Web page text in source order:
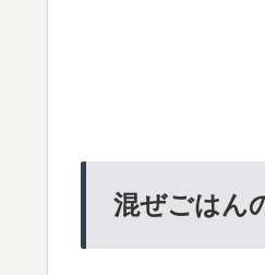
混ぜごはん